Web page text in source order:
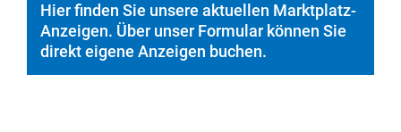
Hier finden Sie unsere aktuellen Marktplatz-
Anzeigen. Über unser Formular können Sie
direkt eigene Anzeigen buchen.